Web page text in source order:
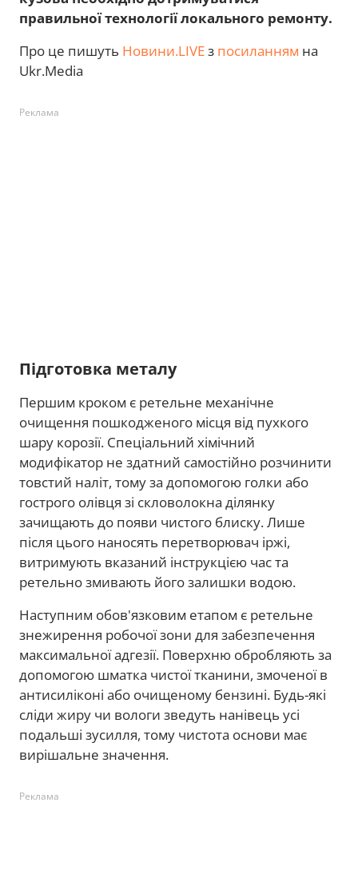
правильної технології локального ремонту.
Про це пишуть Новини.LIVEз посиланням на
Ukr.Media
Реклама
Підготовка металу
Першим кроком є ретельне механічне
очищення пошкодженого місця від пухкого
шару корозії. Спеціальний хімічний
модифікатор не здатний самостійно розчинити
товстий наліт, тому за допомогою голки або
гострого олівця зі скловолокна ділянку
зачищають до появи чистого блиску. Лише
після цього наносять перетворювач іржі,
витримують вказаний інструкцією час та
ретельно змивають його залишки водою.
Наступним обов'язковим етапом є ретельне
знежирення робочої зони для забезпечення
максимальної адгезії. Поверхню обробляють за
допомогою шматка чистої тканини, змоченої в
антисиліконі або очищеному бензині. Будь-які
сліди жиру чи вологи зведуть нанівець усі
подальші зусилля, тому чистота основи має
вирішальне значення.
Реклама